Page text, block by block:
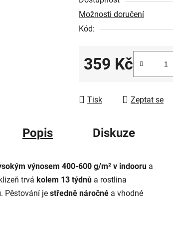
Možnosti doručení
Kód:
359 Kč
Tisk Zeptat se
Popis Diskuze
výnosem 400-600 g/m² v indooru a
trvá kolem 13 týdnů a rostlina
. Pěstování je středně náročné a vhodné